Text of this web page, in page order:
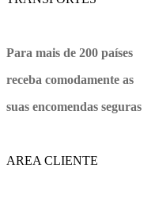
Para mais de 200 países
receba comodamente as
suas encomendas seguras
AREA CLIENTE